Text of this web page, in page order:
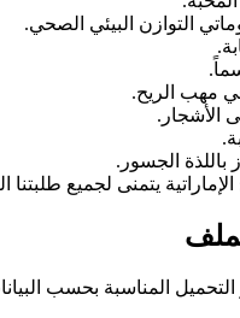
التوازن البيئي الصحي.
مهب الريح.
الأشجار.
باللذة الجسور.
يتمنى لجميع طلبتنا
المناسبة بحسب